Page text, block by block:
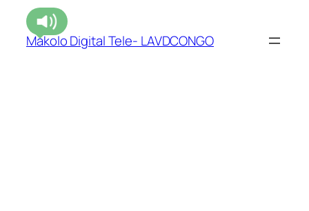
Makolo Digital Tele- LAVDCONGO